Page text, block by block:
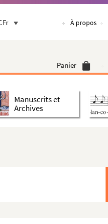
À propos
Panier
Manuscrits et
Archives